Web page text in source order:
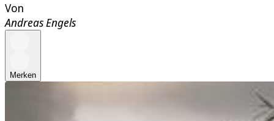
Von
Andreas Engels
Merken